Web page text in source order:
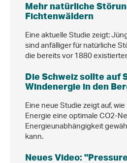
Mehr natürliche
Fichtenwäldern
Eine aktuelle Studie zeigt:
sind anfälliger für natürliche
die bereits vor 1880
Die Schweiz sollte auf
Windenergie in den
Eine neue Studie zeigt auf,
Energie eine optimale CO2-
Energieunabhängigkeit
kann.
Neues Video: